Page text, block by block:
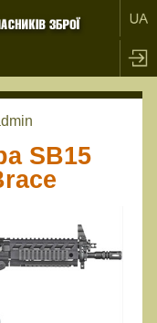
SB15